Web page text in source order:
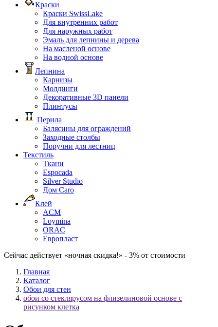
Краски
Краски SwissLake
Для внутренних работ
Для наружных работ
Эмаль для лепнины и дерева
На масленой основе
На водной основе
Лепнина
Карнизы
Молдинги
Декоративные 3D панели
Плинтусы
Перила
Балясины для ограждений
Заходные столбы
Поручни для лестниц
Текстиль
Ткани
Espocada
Silver Studio
Дом Caro
Клей
ACM
Loymina
ORAC
Европласт
Сейчас действует «ночная скидка!» - 3% от стоимости
Главная
Каталог
Обои для стен
обои со стеклярусом на флизелиновой основе с
рисунком клетка